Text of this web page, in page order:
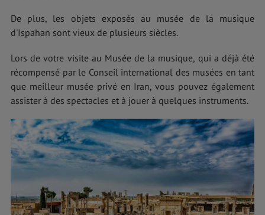
De plus, les objets exposés au musée de la musique
d'Ispahan sont vieux de plusieurs siècles.
Lors de votre visite au Musée de la musique, qui a déjà été
récompensé par le Conseil international des musées en tant
que meilleur musée privé en Iran, vous pouvez également
assister à des spectacles et à jouer à quelques instruments.